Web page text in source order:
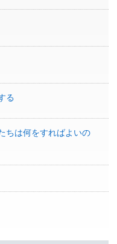
る
ちは何をすればよいの